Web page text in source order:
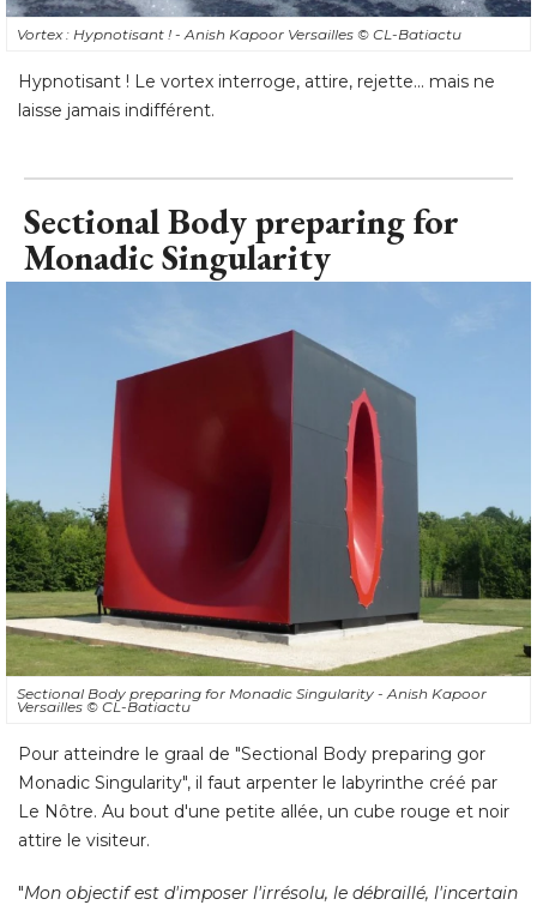
Vortex : Hypnotisant ! - Anish Kapoor Versailles © CL-Batiactu
Hypnotisant ! Le vortex interroge, attire, rejette... mais ne
laisse jamais indifférent.
Sectional Body preparing for
Monadic Singularity
Sectional Body preparing for Monadic Singularity - Anish Kapoor
Versailles © CL-Batiactu
Pour atteindre le graal de "Sectional Body preparing gor
Monadic Singularity", il faut arpenter le labyrinthe créé par
Le Nôtre. Au bout d'une petite allée, un cube rouge et noir
attire le visiteur.
"Mon objectif est d'imposer l'irrésolu, le débraillé, l'incertain